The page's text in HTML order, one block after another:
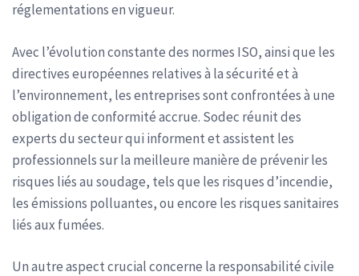
réglementations en vigueur.
Avec l’évolution constante des normes ISO, ainsi que les
directives européennes relatives à la sécurité et à
l’environnement, les entreprises sont confrontées à une
obligation de conformité accrue. Sodec réunit des
experts du secteur qui informent et assistent les
professionnels sur la meilleure manière de prévenir les
risques liés au soudage, tels que les risques d’incendie,
les émissions polluantes, ou encore les risques sanitaires
liés aux fumées.
Un autre aspect crucial concerne la responsabilité civile